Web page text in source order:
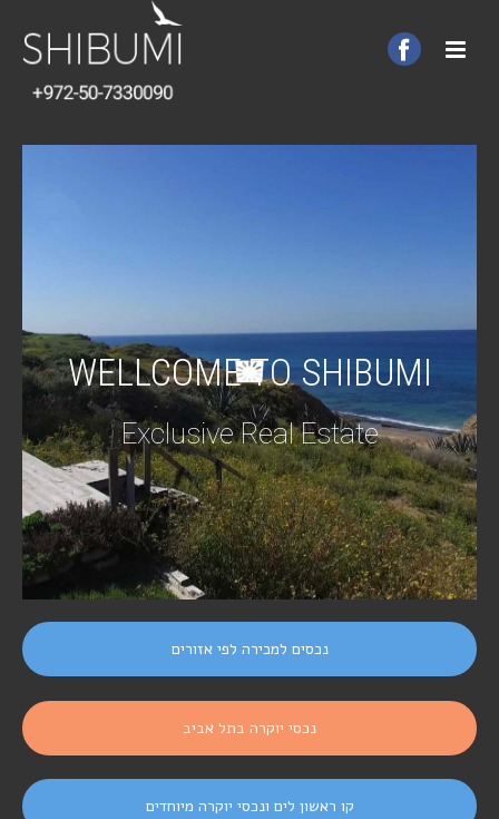
WELLCOME TO SHIBUMI
Exclusive Real Estate
נכסים למכירה לפי אזורים
נכסי יוקרה בתל אביב
קו ראשון לים ונכסי יוקרה מיוחדים